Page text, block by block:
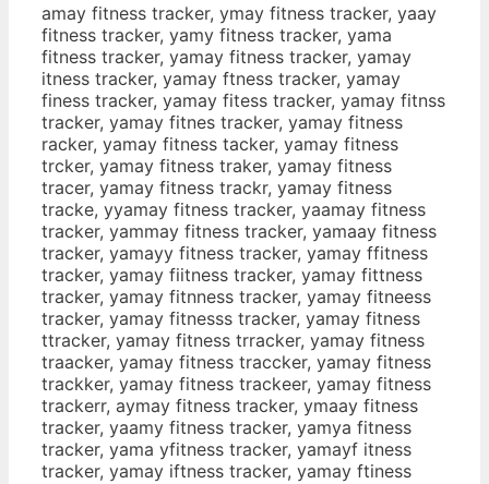
amay fitness tracker, ymay fitness tracker, yaay
fitness tracker, yamy fitness tracker, yama
fitness tracker, yamay fitness tracker, yamay
itness tracker, yamay ftness tracker, yamay
finess tracker, yamay fitess tracker, yamay fitnss
tracker, yamay fitnes tracker, yamay fitness
racker, yamay fitness tacker, yamay fitness
trcker, yamay fitness traker, yamay fitness
tracer, yamay fitness trackr, yamay fitness
tracke, yyamay fitness tracker, yaamay fitness
tracker, yammay fitness tracker, yamaay fitness
tracker, yamayy fitness tracker, yamay ffitness
tracker, yamay fiitness tracker, yamay fittness
tracker, yamay fitnness tracker, yamay fitneess
tracker, yamay fitnesss tracker, yamay fitness
ttracker, yamay fitness trracker, yamay fitness
traacker, yamay fitness traccker, yamay fitness
trackker, yamay fitness trackeer, yamay fitness
trackerr, aymay fitness tracker, ymaay fitness
tracker, yaamy fitness tracker, yamya fitness
tracker, yama yfitness tracker, yamayf itness
tracker, yamay iftness tracker, yamay ftiness